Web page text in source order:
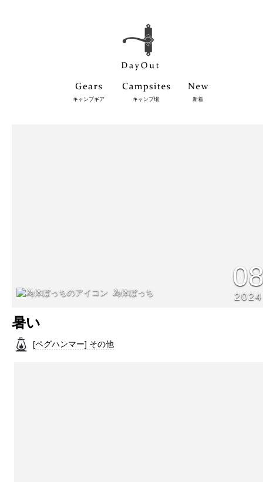
キャンプギア キャンプ場 新着
為体ぼっち 2024
暑い
[ペグハンマー] その他